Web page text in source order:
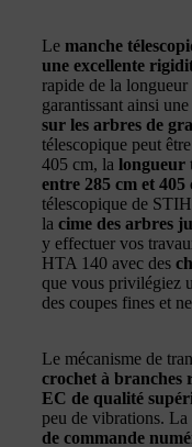
Le manche
une excellente
rapide de la
garantissant ainsi une
sur les arbres de
télescopique peut
405 cm, la longueur
entre 285 cm et 405
télescopique de
la cime des arbres
y effectuer vos
HTA 140 avec des
que vous privilégiez
des coupes fines et
Le mécanisme de
crochet à branches
EC de qualité
peu de vibrations. La
de commande